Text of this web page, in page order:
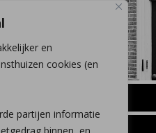
en
cookies (en
partijen informatie